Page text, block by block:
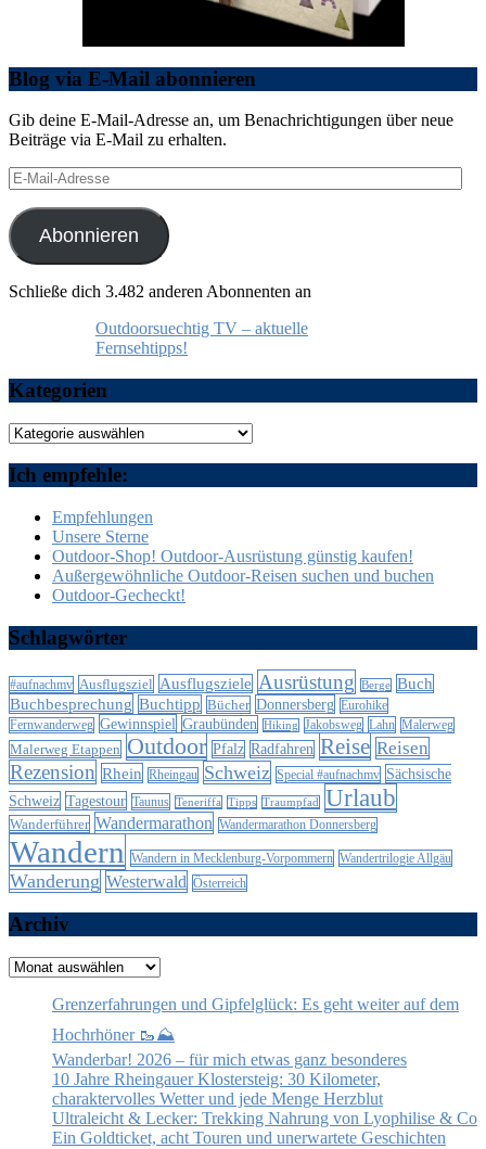
Blog via E-Mail abonnieren
Gib deine E-Mail-Adresse an, um Benachrichtigungen über neue
Beiträge via E-Mail zu erhalten.
E-
Mail-
Adresse
Abonnieren
Schließe dich 3.482 anderen Abonnenten an
Outdoorsuechtig TV – aktuelle
Fernsehtipps!
Kategorien
Kategorien
Ich empfehle:
Empfehlungen
Unsere Sterne
Outdoor-Shop! Outdoor-Ausrüstung günstig kaufen!
Außergewöhnliche Outdoor-Reisen suchen und buchen
Outdoor-Gecheckt!
Schlagwörter
#aufnachmv Ausflugsziel Ausflugsziele Ausrüstung Berge Buch
Buchbesprechung Buchtipp Bücher Donnersberg Eurohike
Fernwanderweg Gewinnspiel Graubünden Hiking Jakobsweg Lahn Malerweg
Malerweg Etappen Outdoor Pfalz Radfahren Reise Reisen
Rezension Rhein Rheingau Schweiz Special #aufnachmv Sächsische
Schweiz Tagestour Taunus Teneriffa Tipps Traumpfad Urlaub
Wanderführer Wandermarathon Wandermarathon Donnersberg
Wandern Wandern in Mecklenburg-Vorpommern Wandertrilogie Allgäu
Wanderung Westerwald Österreich
Archiv
Archiv
Grenzerfahrungen und Gipfelglück: Es geht weiter auf dem
Hochrhöner 🥾⛰️
Wanderbar! 2026 – für mich etwas ganz besonderes
10 Jahre Rheingauer Klostersteig: 30 Kilometer,
charaktervolles Wetter und jede Menge Herzblut
Ultraleicht & Lecker: Trekking Nahrung von Lyophilise & Co
Ein Goldticket, acht Touren und unerwartete Geschichten